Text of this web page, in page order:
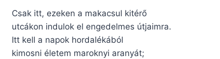
Csak itt, ezeken a makacsul kitérő
utcákon indulok el engedelmes útjaimra.
Itt kell a napok hordalékából
kimosni életem maroknyi aranyát;